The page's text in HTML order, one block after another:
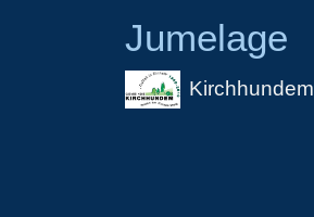
Jumelage
Kirchhundem